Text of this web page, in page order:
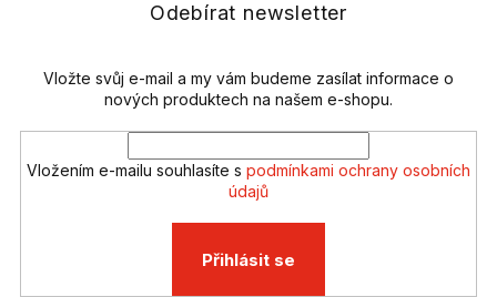
í
v
k
ý
p
s
Odebírat newsletter
Vložte svůj e-mail a my vám budeme zasílat informace o
nových produktech na našem e-shopu.
Vložením e-mailu souhlasíte s podmínkami ochrany osobních
údajů
Přihlásit se